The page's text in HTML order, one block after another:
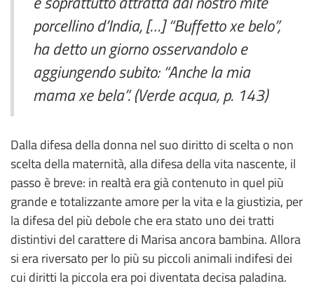
porcellino d’India, […] “Buffetto xe belo”,
ha detto un giorno osservandolo e
aggiungendo subito: “Anche la mia
mama xe bela”. (Verde acqua, p. 143)
Dalla difesa della donna nel suo diritto di scelta o non
scelta della maternità, alla difesa della vita nascente, il
passo è breve: in realtà era già contenuto in quel più
grande e totalizzante amore per la vita e la giustizia, per
la difesa del più debole che era stato uno dei tratti
distintivi del carattere di Marisa ancora bambina. Allora
si era riversato per lo più su piccoli animali indifesi dei
cui diritti la piccola era poi diventata decisa paladina.